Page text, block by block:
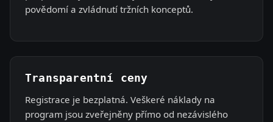
povědomí a zvládnutí tržních konceptů.
Transparentní ceny
Registrace je bezplatná. Veškeré náklady na
program jsou zveřejněny přímo od nezávislého